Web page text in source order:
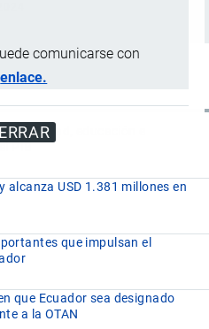
comunicarse con
enlace.
seguridad, educación e
PIB
alcanza USD 1.381 millones en
que impulsan el
que Ecuador sea designado
a la OTAN